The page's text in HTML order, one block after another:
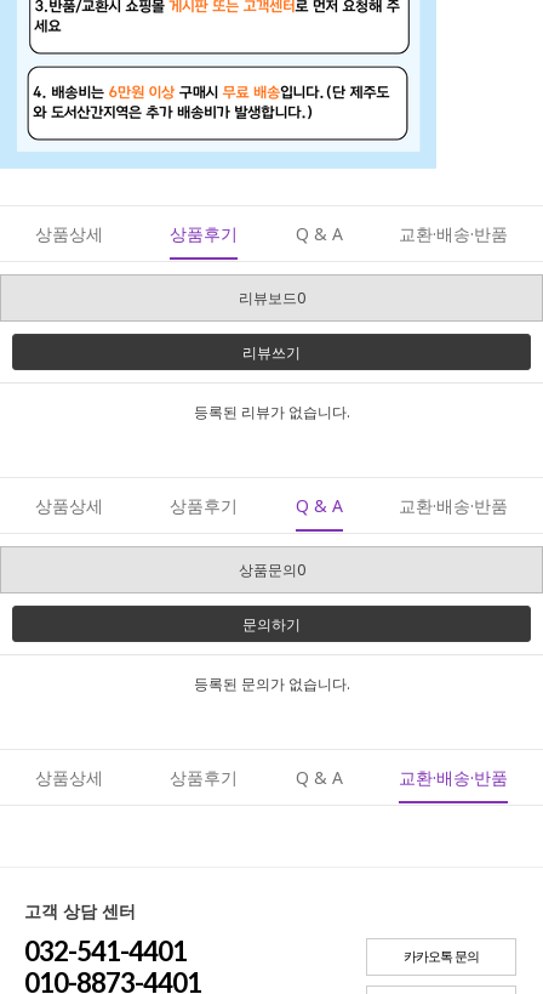
상품상세 상품후기 Q & A 교환·배송·반품
리뷰보드0
리뷰쓰기
등록된 리뷰가 없습니다.
상품상세 상품후기 Q & A 교환·배송·반품
상품문의0
문의하기
등록된 문의가 없습니다.
상품상세 상품후기 Q & A 교환·배송·반품
고객 상담 센터
032-541-4401
010-8873-4401
카카오톡 문의